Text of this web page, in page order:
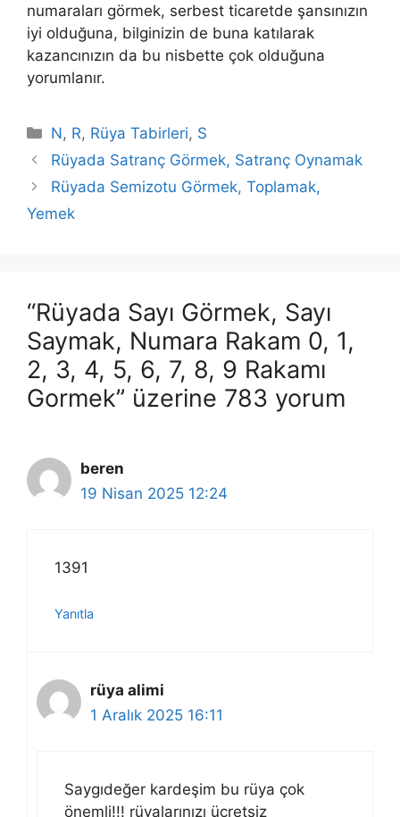
numaraları görmek, serbest ticaretde şansınızın
iyi olduğuna, bilginizin de buna katılarak
kazancınızın da bu nisbette çok olduğuna
yorumlanır.
Kategoriler
N, R, Rüya Tabirleri, S
Rüyada Satranç Görmek, Satranç Oynamak
Rüyada Semizotu Görmek, Toplamak,
Yemek
“Rüyada Sayı Görmek, Sayı
Saymak, Numara Rakam 0, 1,
2, 3, 4, 5, 6, 7, 8, 9 Rakamı
Gormek” üzerine 783 yorum
beren
19 Nisan 2025 12:24
1391
Yanıtla
rüya alimi
1 Aralık 2025 16:11
Saygıdeğer kardeşim bu rüya çok
önemli!!! rüyalarınızı ücretsiz